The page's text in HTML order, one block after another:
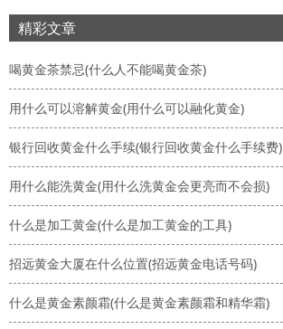
精彩文章
喝黄金茶禁忌(什么人不能喝黄金茶)
用什么可以溶解黄金(用什么可以融化黄金)
银行回收黄金什么手续(银行回收黄金什么手续费)
用什么能洗黄金(用什么洗黄金会更亮而不会损)
什么是加工黄金(什么是加工黄金的工具)
招远黄金大厦在什么位置(招远黄金电话号码)
什么是黄金素颜霜(什么是黄金素颜霜和精华霜)